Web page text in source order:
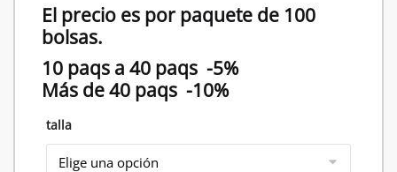
desde
hasta
15,80 €
El precio es por paquete de 100
bolsas.
10 paqs a 40 paqs -5%
Más de 40 paqs -10%
talla